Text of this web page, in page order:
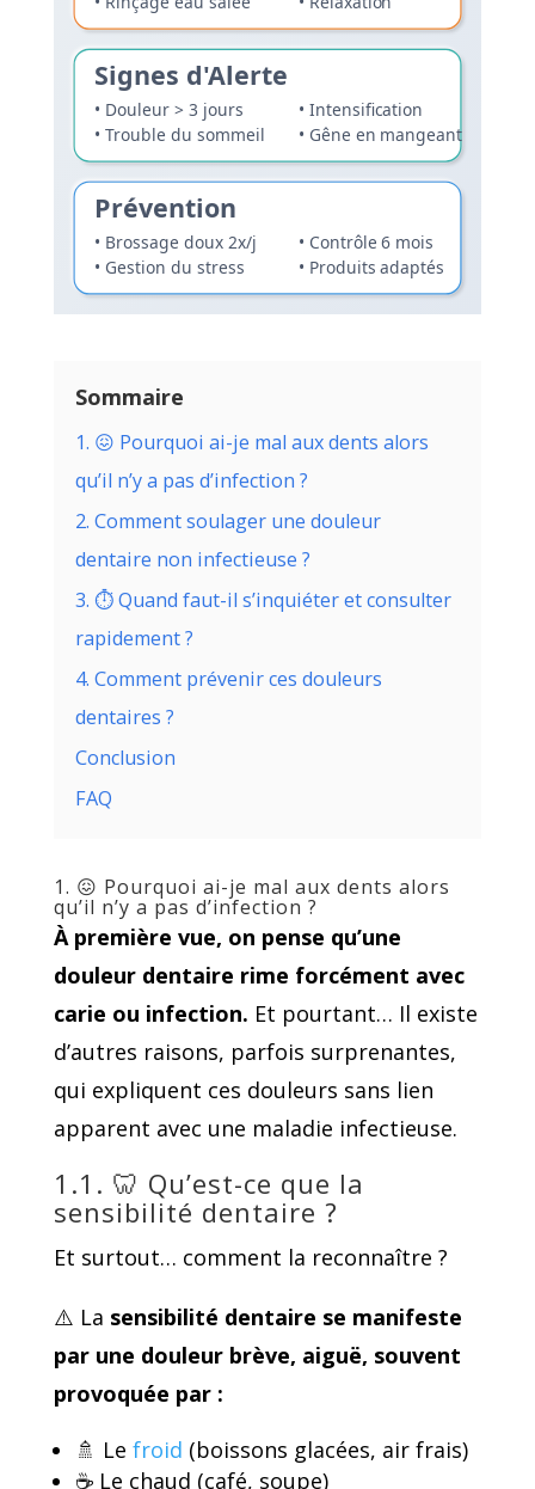
Signes d'Alerte
• Douleur > 3 jours
• Trouble du sommeil
• Intensification
• Gêne en mangeant
Prévention
• Brossage doux 2x/j
• Gestion du stress
• Contrôle 6 mois
• Produits adaptés
Sommaire
1. 😖 Pourquoi ai-je mal aux dents alors
qu’il n’y a pas d’infection ?
2. Comment soulager une douleur
dentaire non infectieuse ?
3. ⏱️ Quand faut-il s’inquiéter et consulter
rapidement ?
4. Comment prévenir ces douleurs
dentaires ?
Conclusion
FAQ
1. 😖 Pourquoi ai-je mal aux dents alors
qu’il n’y a pas d’infection ?
À première vue, on pense qu’une
douleur dentaire rime forcément avec
carie ou infection. Et pourtant… Il existe
d’autres raisons, parfois surprenantes,
qui expliquent ces douleurs sans lien
apparent avec une maladie infectieuse.
1.1. 🦷 Qu’est-ce que la
sensibilité dentaire ?
Et surtout… comment la reconnaître ?
⚠️ La sensibilité dentaire se manifeste
par une douleur brève, aiguë, souvent
provoquée par :
🚿 Le froid (boissons glacées, air frais)
☕ Le chaud (café, soupe)